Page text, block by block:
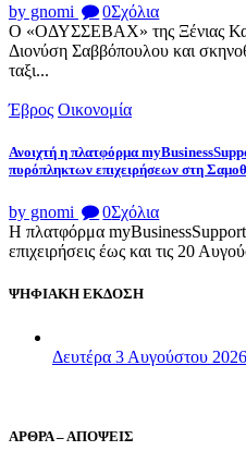
by gnomi 0Σχόλια
Ο «ΟΔΥΣΣΕΒΑΧ» της Ξένιας
Διονύση Σαββόπουλου και
ταξι...
Έβρος Οικονομία
Ανοιχτή η πλατφόρμα
πυρόπληκτων επιχειρήσεων στη
by gnomi 0Σχόλια
Η πλατφόρμα myBusinessSupport
επιχειρήσεις έως και τις 20
ΨΗΦΙΑΚΗ ΕΚΔΟΣΗ
Δευτέρα 3 Αυγούστου
ΑΡΘΡΑ – ΑΠΟΨΕΙΣ